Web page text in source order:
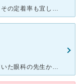
眼科と耳鼻咽喉科は常勤医もお揃っており、その定着率も宜しいです。 比較的大きな病院ですと、医師の移動が多いのですが、特にこの病院の眼科は１０年以上の常勤医師が何人もおり、近場の他の病院より待遇が良い
母の白内障が進行してしまった際に通院していた眼科の先生から手術を勧められ、こちらで手術を行ってもらいました。 目の手術という事で、母も始め乗り気ではなく怖がっていましたが、先生の技術も高く、あっとい